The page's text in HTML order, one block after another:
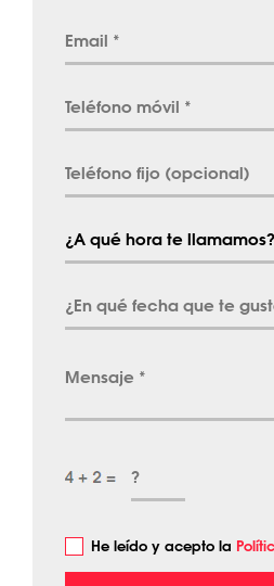
He leído y acepto la